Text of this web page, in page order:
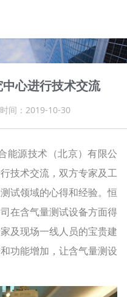
心进行技术交流
间：2019-10-30
能源技术（北京）有限公
技术交流，双方专家及工
试领域的心得和经验。恒
在含气量测试设备方面得
及现场一线人员的宝贵建
功能增加，让含气量测设